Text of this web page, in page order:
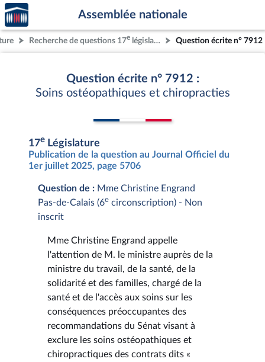
Aller au contenu
Aller en bas de la page
Accèder
à la
page
d'accueil
Assemblée nationale
Recherche de questions 17e législature Question écrite n° 7912
Question écrite n° 7912 :
Soins ostéopathiques et chiropracties
17e Législature
Publication de la question au Journal Officiel du
1er juillet 2025, page 5706
Question de : Mme Christine Engrand
Pas-de-Calais (6e circonscription) - Non
inscrit
Mme Christine Engrand appelle
l'attention de M. le ministre auprès de la
ministre du travail, de la santé, de la
solidarité et des familles, chargé de la
santé et de l'accès aux soins sur les
conséquences préoccupantes des
recommandations du Sénat visant à
exclure les soins ostéopathiques et
chiropractiques des contrats dits «